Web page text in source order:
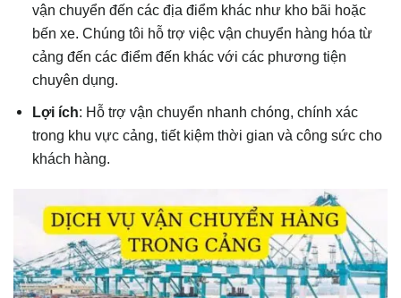
vận chuyển đến các địa điểm khác như kho bãi hoặc
bến xe. Chúng tôi hỗ trợ việc vận chuyển hàng hóa từ
cảng đến các điểm đến khác với các phương tiện
chuyên dụng.
Lợi ích: Hỗ trợ vận chuyển nhanh chóng, chính xác
trong khu vực cảng, tiết kiệm thời gian và công sức cho
khách hàng.